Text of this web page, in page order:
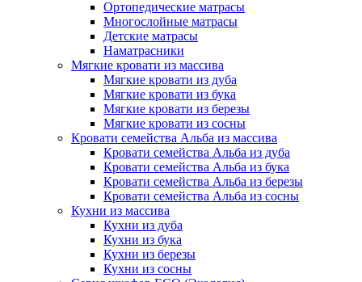
Ортопедические матрасы
Многослойные матрасы
Детские матрасы
Наматрасники
Мягкие кровати из массива
Мягкие кровати из дуба
Мягкие кровати из бука
Мягкие кровати из березы
Мягкие кровати из сосны
Кровати семейства Альба из массива
Кровати семейства Альба из дуба
Кровати семейства Альба из бука
Кровати семейства Альба из березы
Кровати семейства Альба из сосны
Кухни из массива
Кухни из дуба
Кухни из бука
Кухни из березы
Кухни из сосны